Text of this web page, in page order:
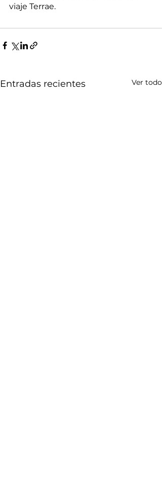
viaje Terrae.
Entradas recientes Ver todo